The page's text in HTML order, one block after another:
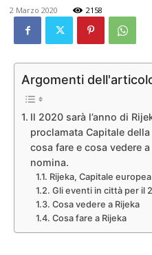
2 Marzo 2020 2158
Argomenti
Il 2020 sarà l’anno di
proclamata Capitale
cosa fare e cosa vedere
nomina.
Rijeka, Capitale
Gli eventi in città per il
Cosa vedere a Rijeka
Cosa fare a Rijeka